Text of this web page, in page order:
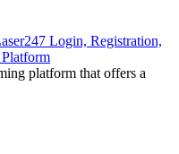
Login, Registration,
platform that offers a